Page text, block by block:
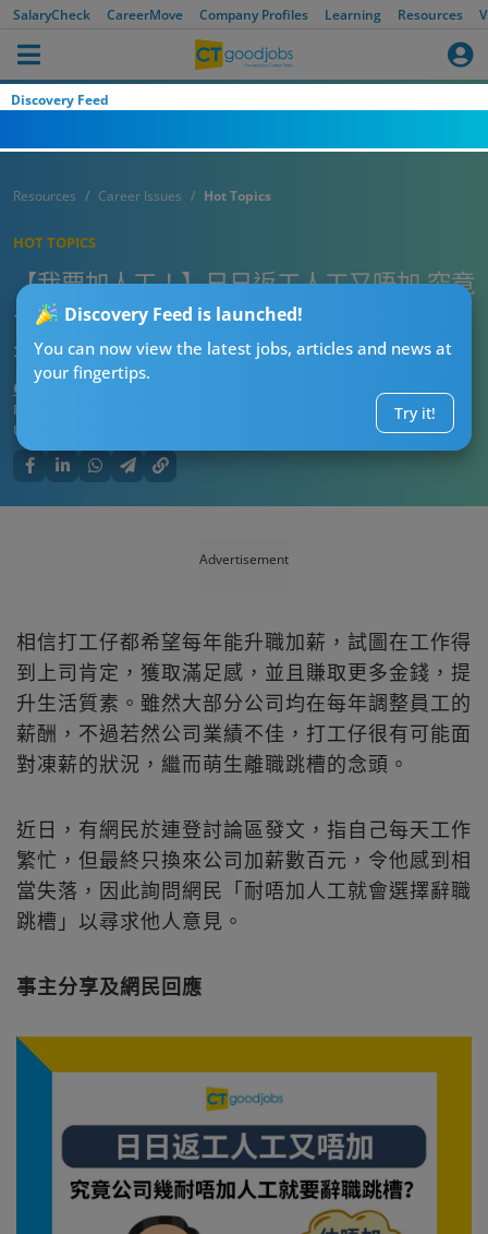
SalaryCheck CareerMove Company Profiles Learning Resources
Discovery Feed
Discovery Feed is launched!
You can now view the latest jobs, articles and news at
your fingertips.
Try it!
Resources Career Issues Hot Topics
HOT TOPICS
【我要加人工！】日日返工人工又唔加 究竟
公司幾耐唔加人工就要辭職跳槽？網民：1
年唔加人工就要即走啦！
CTgoodjobs’ Editor
Published:
Updated:
Advertisement
相信打工仔都希望每年能升職加薪，試圖在工作得
到上司肯定，獲取滿足感，並且賺取更多金錢，提
升生活質素。雖然大部分公司均在每年調整員工的
薪酬，不過若然公司業績不佳，打工仔很有可能面
對凍薪的狀況，繼而萌生離職跳槽的念頭。
近日，有網民於連登討論區發文，指自己每天工作
繁忙，但最終只換來公司加薪數百元，令他感到相
當失落，因此詢問網民「耐唔加人工就會選擇辭職
跳槽」以尋求他人意見。
事主分享及網民回應